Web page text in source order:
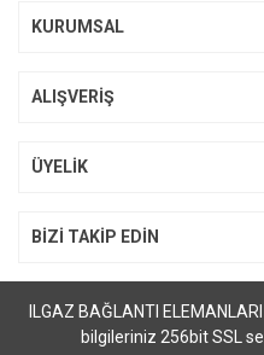
KURUMSAL
ALIŞVERİŞ
ÜYELİK
BİZİ TAKİP EDİN
ILGAZ BAĞLANTI
bilgileriniz 256bit SSL